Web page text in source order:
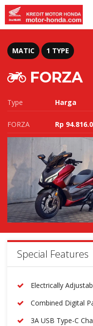
MATIC 1 TYPE
FORZA
Type Harga
FORZA Rp
Special Features
Electrically
Combined Digital
3A USB Type-C